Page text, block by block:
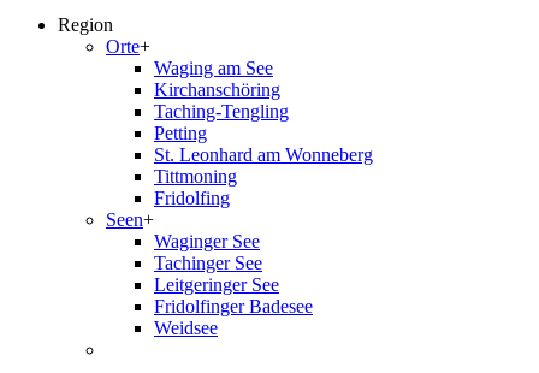
Region
Orte+
Waging am See
Kirchanschöring
Taching-Tengling
Petting
St. Leonhard am Wonneberg
Tittmoning
Fridolfing
Seen+
Waginger See
Tachinger See
Leitgeringer See
Fridolfinger Badesee
Weidsee